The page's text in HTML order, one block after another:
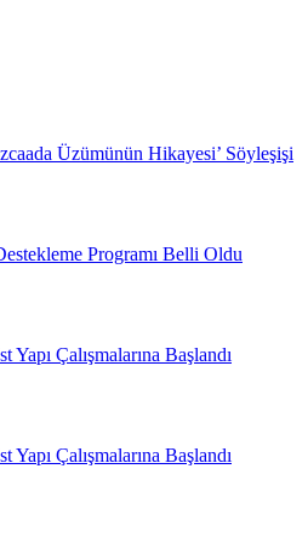
Üzümünün Hikayesi’ Söyleşişi
Programı Belli Oldu
Yapı Çalışmalarına Başlandı
Yapı Çalışmalarına Başlandı